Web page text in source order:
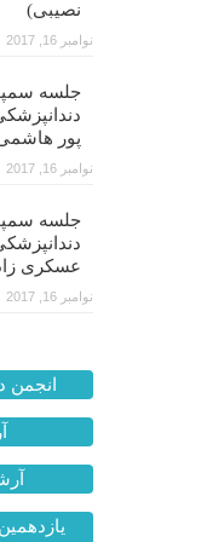
نصیبی)
نوامبر 16, 2017
جلسه
پور
نوامبر 16, 2017
جلسه
عسکری
نوامبر 16, 2017
انجمن